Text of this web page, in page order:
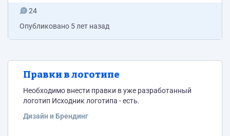
24
Опубликовано 5 лет назад
Правки в логотипе
Необходимо внести правки в уже разработанный
логотип Исходник логотипа - есть.
Дизайн и Брендинг